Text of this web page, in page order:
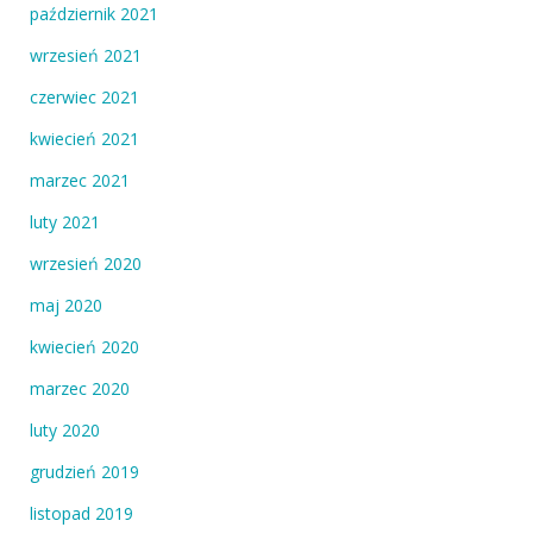
październik 2021
wrzesień 2021
czerwiec 2021
kwiecień 2021
marzec 2021
luty 2021
wrzesień 2020
maj 2020
kwiecień 2020
marzec 2020
luty 2020
grudzień 2019
listopad 2019